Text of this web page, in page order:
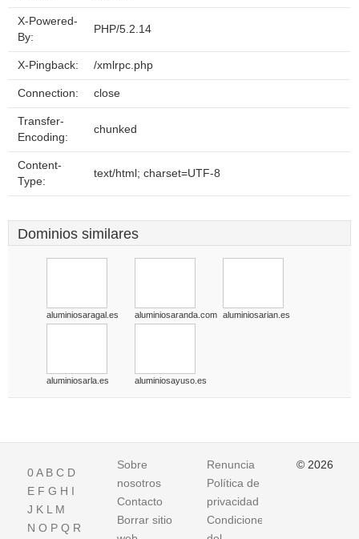
X-Powered-
By:
PHP/5.2.14
X-Pingback: /xmlrpc.php
Connection: close
Transfer-
Encoding:
chunked
Content-
Type:
text/html; charset=UTF-8
Dominios similares
aluminiosaragal.es aluminiosaranda.com aluminiosarian.es
aluminiosarla.es aluminiosayuso.es
0A B C D
E F G H I
J K L M
N O P Q R
Sobre
nosotros
Contacto
Borrar sitio
Renuncia
Política de
privacidad
Condiciones
© 2026